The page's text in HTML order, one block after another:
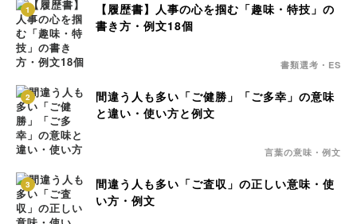
1
【履歴書】人事の心を掴む「趣味・特技」の
書き方・例文18個
書類選考・ES
2
間違う人も多い「ご健勝」「ご多幸」の意味
と違い・使い方と例文
言葉の意味・例文
3
間違う人も多い「ご査収」の正しい意味・使
い方・例文